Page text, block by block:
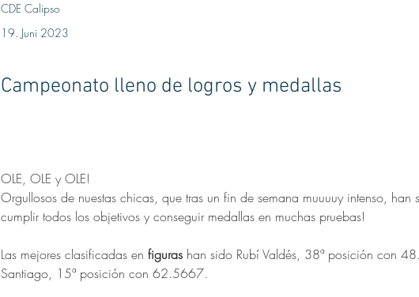
CDE Calipso
19. Juni 2023
Campeonato lleno de logros y medallas
OLE, OLE y OLE!
Orgullosos de nuestas chicas, que tras un fin de semana muuuuy intenso,
cumplir todos los objetivos y conseguir medallas en muchas pruebas!
Las mejores clasificadas en figuras han sido Rubí Valdés, 38ª posición con
Santiago, 15ª posición con 62.5667.